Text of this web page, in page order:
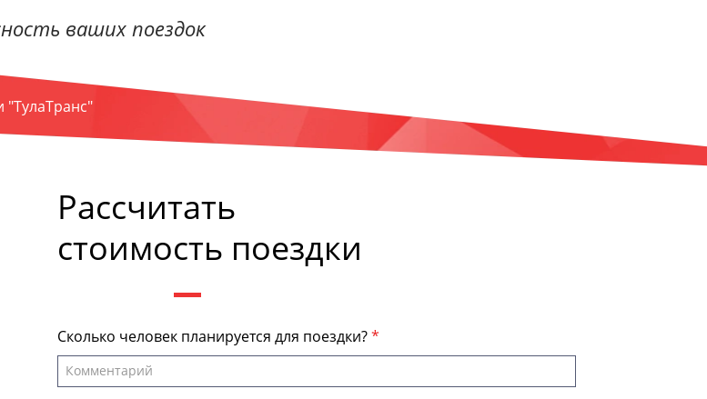
ваших поездок
"ТулаТранс"
Рассчитать
стоимость поездки
Сколько человек планируется для поездки?